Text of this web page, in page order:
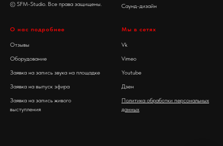
© SFM-Studio. Все права защищены.
Саунд-дизайн
О нас подробнее
Отзывы
Оборудование
Заявка на запись звука на площадке
Заявка на выпуск эфира
Заявка на запись живого
выступления
Мы в сетях
Vk
Vimeo
Youtube
Дзен
Политика обработки персональных
данных